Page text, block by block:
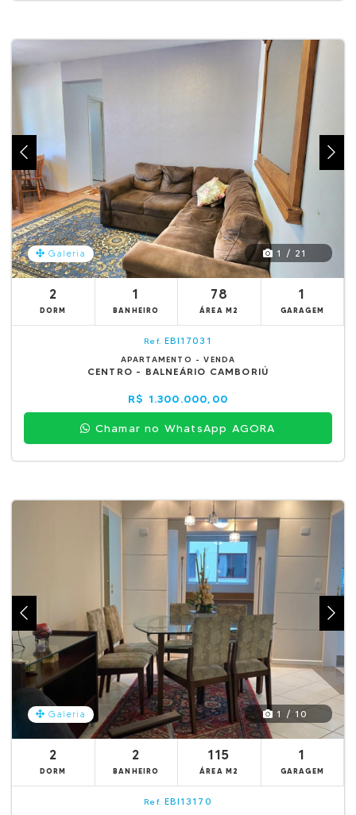
Galeria 1 / 21
2
DORM
1
BANHEIRO
78
ÁREA M2
1
GARAGEM
Ref. EBI17031
APARTAMENTO - VENDA
CENTRO - BALNEÁRIO CAMBORIÚ
R$ 1.300.000,00
Chamar no WhatsApp AGORA
Galeria 1 / 10
2
DORM
2
BANHEIRO
115
ÁREA M2
1
GARAGEM
Ref. EBI13170